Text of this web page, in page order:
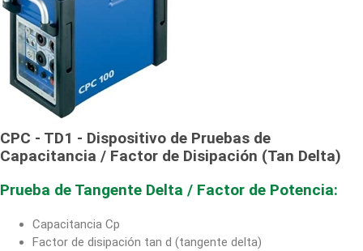
CPC - TD1 - Dispositivo de Pruebas de
Capacitancia / Factor de Disipación (Tan Delta)
Prueba de Tangente Delta / Factor de Potencia:
Capacitancia Cp
Factor de disipación tan d (tangente delta)